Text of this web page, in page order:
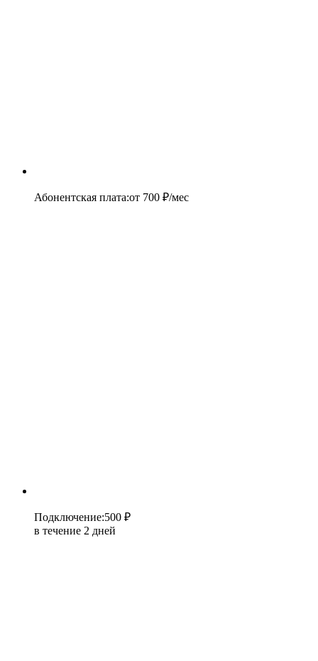
Абонентская плата:от 700 ₽/мес
Подключение:500 ₽
в течение 2 дней